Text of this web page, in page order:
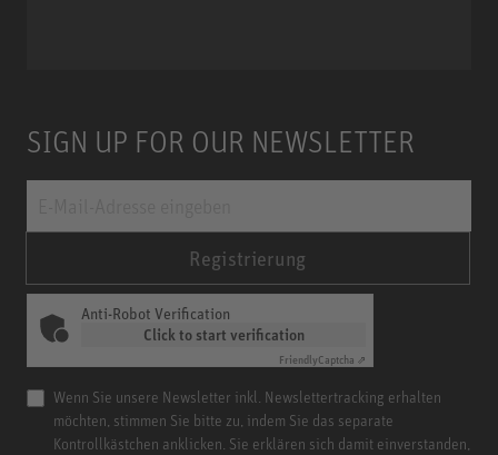
SIGN UP FOR OUR NEWSLETTER
Registrierung
Anti-Robot Verification
Click to start verification
FriendlyCaptcha ⇗
Wenn Sie unsere Newsletter inkl. Newslettertracking erhalten
möchten, stimmen Sie bitte zu, indem Sie das separate
Kontrollkästchen anklicken. Sie erklären sich damit einverstanden,